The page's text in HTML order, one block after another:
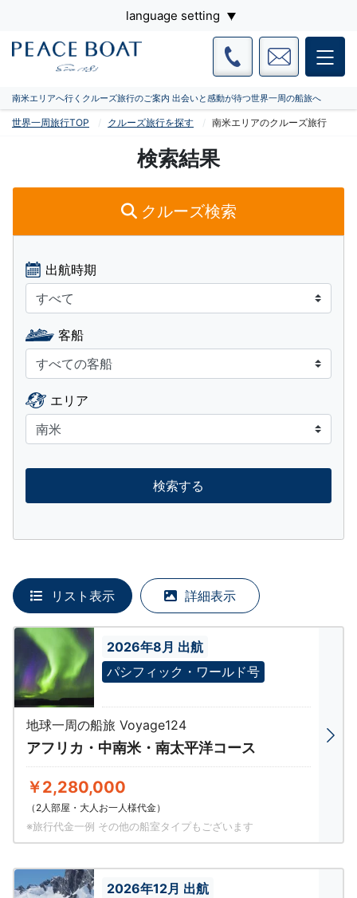
language setting
南米エリアへ行くクルーズ旅行のご案内 出会いと感動が待つ世界一周の船旅へ
世界一周旅行TOP クルーズ旅行を探す 南米エリアのクルーズ旅行
検索結果
クルーズ検索
出航時期
客船
エリア
検索する
リスト表示 詳細表示
2026年8月 出航
パシフィック・ワールド号
地球一周の船旅 Voyage124
アフリカ・中南米・南太平洋コース
￥2,280,000
（2人部屋・大人お一人様代金）
※旅行代金一例 その他の船室タイプもございます
2026年12月 出航